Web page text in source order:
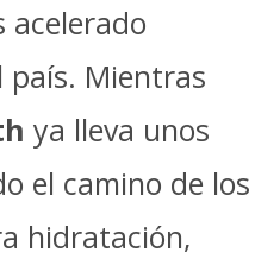
acelerado
país. Mientras
ya lleva unos
el camino de los
hidratación,